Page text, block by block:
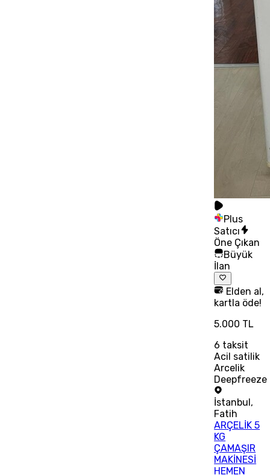
Plus
Satıcı
Öne Çıkan
Büyük
İlan
Elden al,
kartla öde!
5.000 TL
6 taksit
Acil satilik
Arcelik
Deepfreeze
İstanbul ,
Fatih
ARÇELİK 5
KG
ÇAMAŞIR
MAKİNESİ
HEMEN